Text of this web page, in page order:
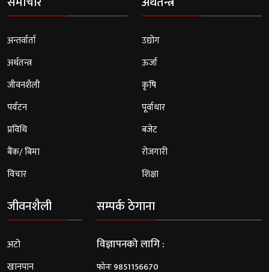
अन्तर्वार्ता
अर्थतन्त्र
जीवनशैली
पर्यटन
प्रविधि
बैंक/ बिमा
विचार
उद्योग
ऊर्जा
कृषि
पूर्वाधार
बजेट
रोजगारी
शिक्षा
जीवनशैली
अटो
खानपान
सम्पर्क ठेगाना
विज्ञापनको लागि :
फोनः 9851156670